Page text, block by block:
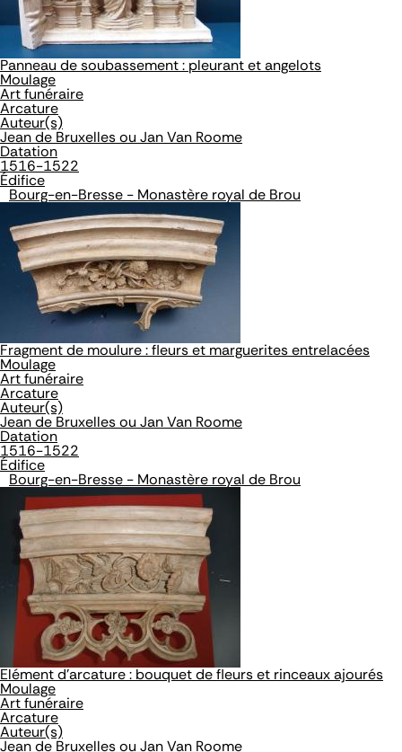
Panneau de soubassement : pleurant et angelots
Moulage
Art funéraire
Arcature
Auteur(s)
Jean de Bruxelles ou Jan Van Roome
Datation
1516-1522
Édifice
Bourg-en-Bresse - Monastère royal de Brou
Fragment de moulure : fleurs et marguerites entrelacées
Moulage
Art funéraire
Arcature
Auteur(s)
Jean de Bruxelles ou Jan Van Roome
Datation
1516-1522
Édifice
Bourg-en-Bresse - Monastère royal de Brou
Elément d'arcature : bouquet de fleurs et rinceaux ajourés
Moulage
Art funéraire
Arcature
Auteur(s)
Jean de Bruxelles ou Jan Van Roome